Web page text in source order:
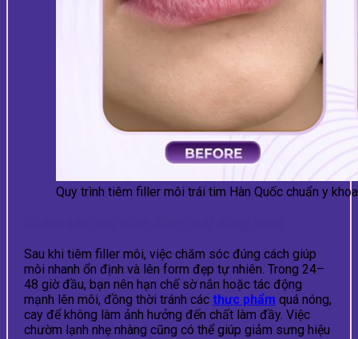
Quy trình tiêm filler môi trái tim Hàn Quốc chuẩn y khoa
Sau khi tiêm filler môi, việc chăm sóc đúng cách giúp
môi nhanh ổn định và lên form đẹp tự nhiên. Trong 24–
48 giờ đầu, bạn nên hạn chế sờ nắn hoặc tác động
mạnh lên môi, đồng thời tránh các thực phẩm quá nóng,
cay để không làm ảnh hưởng đến chất làm đầy. Việc
chườm lạnh nhẹ nhàng cũng có thể giúp giảm sưng hiệu